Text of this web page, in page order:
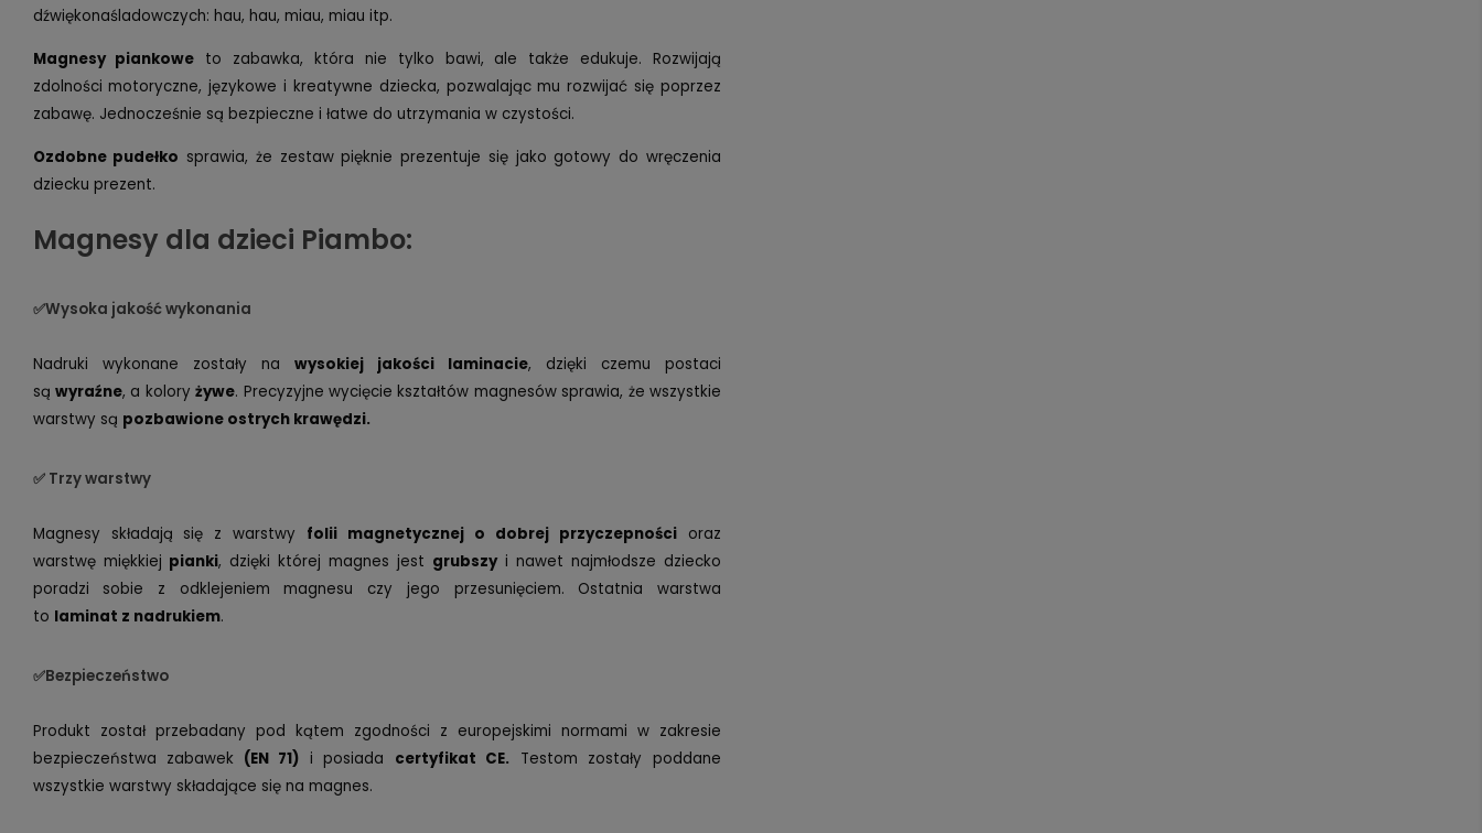
dźwiękonaśladowczych: hau, hau, miau, miau itp.
Magnesy piankowe to zabawka, która nie tylko bawi, ale także edukuje. Rozwijają
zdolności motoryczne, językowe i kreatywne dziecka, pozwalając mu rozwijać się poprzez
zabawę. Jednocześnie są bezpieczne i łatwe do utrzymania w czystości.
Ozdobne pudełko sprawia, że zestaw pięknie prezentuje się jako gotowy do wręczenia
dziecku prezent.
Magnesy dla dzieci Piambo:
✅Wysoka jakość wykonania
Nadruki wykonane zostały na wysokiej jakości laminacie, dzięki czemu postaci
są wyraźne, a koloryżywe. Precyzyjne wycięcie kształtów magnesów sprawia, że wszystkie
warstwy są pozbawione ostrych krawędzi.
✅ Trzy warstwy
Magnesy składają się z warstwy folii magnetycznej o dobrej przyczepności oraz
warstwę miękkiej pianki, dzięki której magnes jest grubszyi nawet najmłodsze dziecko
poradzi sobie z odklejeniem magnesu czy jego przesunięciem. Ostatnia warstwa
to laminat z nadrukiem.
✅Bezpieczeństwo
Produkt został przebadany pod kątem zgodności z europejskimi normami w zakresie
bezpieczeństwa zabawek (EN 71) i posiada certyfikat CE. Testom zostały poddane
wszystkie warstwy składające się na magnes.